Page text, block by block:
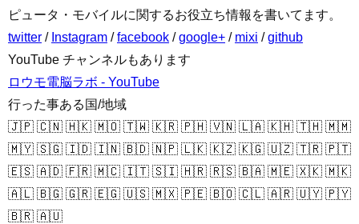
ピュータ・モバイルに関するお役立ち情報を書いてます。
twitter / Instagram /facebook /google+ / mixi /github
YouTube チャンネルもあります
ロウモ電脳ラボ - YouTube
行った事ある国/地域
🇯🇵 🇨🇳 🇭🇰 🇲🇴 🇹🇼 🇰🇷 🇵🇭 🇻🇳 🇱🇦 🇰🇭 🇹🇭 🇲🇲
🇲🇾 🇸🇬 🇮🇩 🇮🇳 🇧🇩 🇳🇵 🇱🇰 🇰🇿 🇰🇬 🇺🇿 🇹🇷 🇵🇹
🇪🇸 🇦🇩 🇫🇷 🇲🇨 🇮🇹 🇸🇮 🇭🇷 🇷🇸 🇧🇦 🇲🇪 🇽🇰 🇲🇰
🇦🇱 🇧🇬 🇬🇷 🇪🇬 🇺🇸 🇲🇽 🇵🇪 🇧🇴 🇨🇱 🇦🇷 🇺🇾 🇵🇾
🇧🇷 🇦🇺